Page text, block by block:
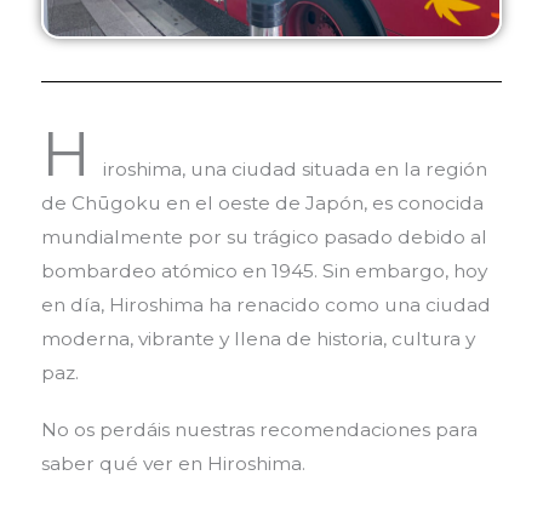
H
iroshima, una ciudad situada en la región
de Chūgoku en el oeste de Japón, es conocida
mundialmente por su trágico pasado debido al
bombardeo atómico en 1945. Sin embargo, hoy
en día, Hiroshima ha renacido como una ciudad
moderna, vibrante y llena de historia, cultura y
paz.
No os perdáis nuestras recomendaciones para
saber qué ver en Hiroshima.